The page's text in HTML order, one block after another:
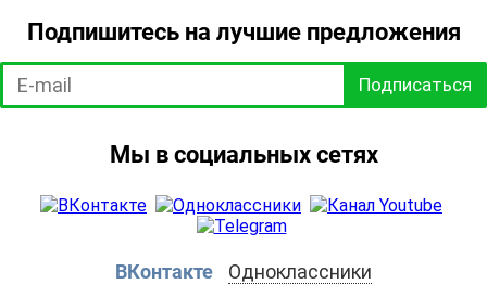
Подпишитесь на лучшие предложения
Подписаться
Мы в социальных сетях
ВКонтакте Одноклассники